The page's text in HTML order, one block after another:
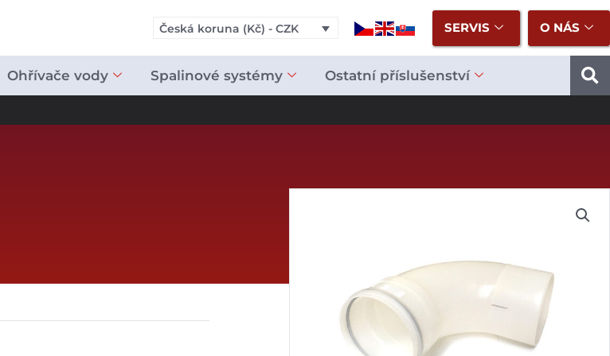
Česká koruna (Kč) - CZK SERVIS O NÁS
Ohřívače vody Spalinové systémy Ostatní příslušenství